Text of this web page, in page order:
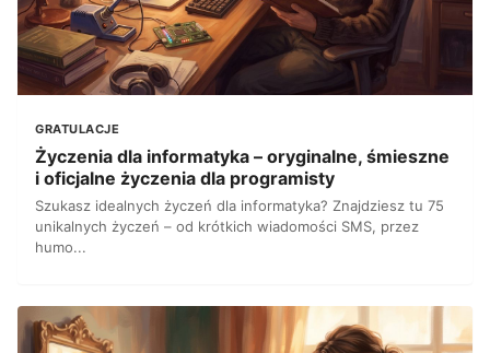
GRATULACJE
Życzenia dla informatyka – oryginalne, śmieszne
i oficjalne życzenia dla programisty
Szukasz idealnych życzeń dla informatyka? Znajdziesz tu 75
unikalnych życzeń – od krótkich wiadomości SMS, przez
humo...